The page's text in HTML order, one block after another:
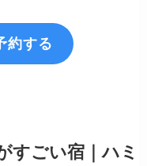
約する
すごい宿｜ハミ